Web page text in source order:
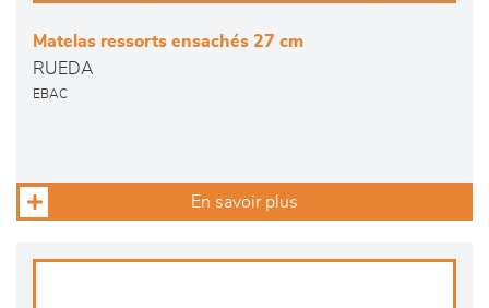
Matelas ressorts ensachés 27 cm
RUEDA
EBAC
En savoir plus